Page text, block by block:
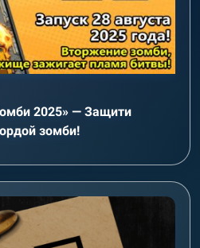
2025» — Защити
зомби!